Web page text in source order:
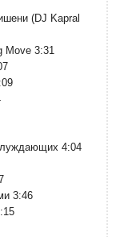
(DJ Kapral
Move 3:31
4:04
3:46